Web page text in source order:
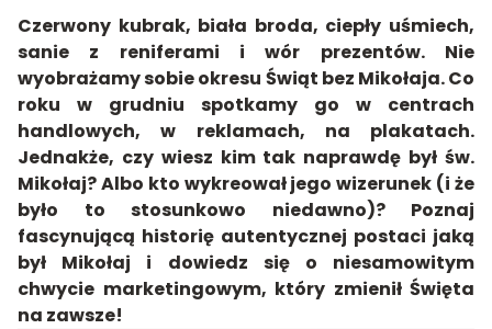
Czerwony kubrak, biała broda, ciepły uśmiech,
sanie z reniferami i wór prezentów. Nie
wyobrażamy sobie okresu Świąt bez Mikołaja. Co
roku w grudniu spotkamy go w centrach
handlowych, w reklamach, na plakatach.
Jednakże, czy wiesz kim tak naprawdę był św.
Mikołaj? Albo kto wykreował jego wizerunek (i że
było to stosunkowo niedawno)? Poznaj
fascynującą historię autentycznej postaci jaką
był Mikołaj i dowiedz się o niesamowitym
chwycie marketingowym, który zmienił Święta
na zawsze!